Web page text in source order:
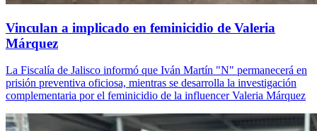
Vinculan a implicado en feminicidio de Valeria
Márquez
La Fiscalía de Jalisco informó que Iván Martín "N" permanecerá en
prisión preventiva oficiosa, mientras se desarrolla la investigación
complementaria por el feminicidio de la influencer Valeria Márquez